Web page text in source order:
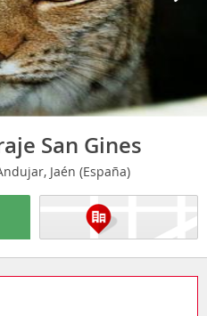
San Gines
Jaén (España)